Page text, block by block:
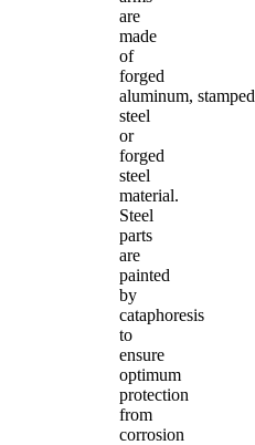
are
made
of
forged
aluminum, stamped
steel
or
forged
steel
material.
Steel
parts
are
painted
by
cataphoresis
to
ensure
optimum
protection
from
corrosion